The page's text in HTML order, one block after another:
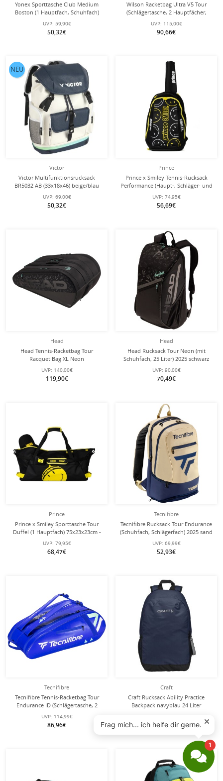
Yonex Sporttasche Club Medium
Boston (1 Hauptfach, Schuhfach)
hellblau
UVP: 59,90€
50,32€
Wilson Racketbag Ultra V5 Tour
(Schlägertasche, 2 Hauptfächer,
Schuhfach) 2025 elektrikblau 12er
UVP: 115,00€
90,66€
Victor
Victor Multifunktionsrucksack
BR5032 AB (33x18x46) beige/blau
UVP: 69,00€
50,32€
NEU
Prince
Prince x Smiley Tennis-Rucksack
Performance (Haupt-, Schläger- und
Schuhfach) 2025 schwarz
UVP: 74,95€
56,69€
Head
Head Tennis-Racketbag Tour
Racquet Bag XL Neon
(Schlägertasche, 3 Hauptfächer) 2025
schwarz 15er
UVP: 140,00€
119,90€
Head
Head Rucksack Tour Neon (mit
Schuhfach, 25 Liter) 2025 schwarz
UVP: 90,00€
70,49€
Prince
Prince x Smiley Sporttasche Tour
Duffel (1 Hauptfach) 75x23x23cm -
schwarz
UVP: 79,95€
68,47€
Tecnifibre
Tecnifibre Rucksack Tour Endurance
(Schuhfach, Schlägerfach) 2025 sand
48x31x22cm
UVP: 69,99€
52,93€
Tecnifibre
Tecnifibre Tennis-Racketbag Tour
Endurance ID (Schlägertasche, 2
Hauptfächer, Schuhfach) 2025 blau
12er
UVP: 114,99€
86,96€
Craft
Craft Rucksack Ability Practice
Backpack navyblau 24 Liter
20,05€